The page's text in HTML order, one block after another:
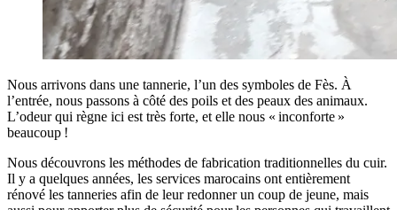
Nous arrivons dans une tannerie, l’un des symboles de Fès. À
l’entrée, nous passons à côté des poils et des peaux des animaux.
L’odeur qui règne ici est très forte, et elle nous « inconforte »
beaucoup !
Nous découvrons les méthodes de fabrication traditionnelles du cuir.
Il y a quelques années, les services marocains ont entièrement
rénové les tanneries afin de leur redonner un coup de jeune, mais